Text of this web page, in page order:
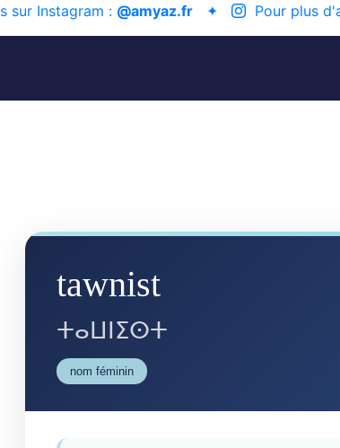
sur Instagram : @amyaz.fr ✦ Pour plus
tawnist
ⵜⴰⵡⵏⵉⵙⵜ
nom féminin